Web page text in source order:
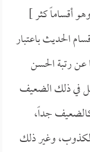
أقساماً كثر ]
الحديث باعتبار
رتبة الحسن
في ذلك الضعيف
جداً،
وغير ذلك